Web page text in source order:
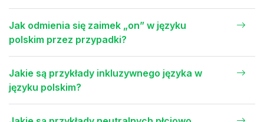
Jak odmienia się zaimek „on” w języku
polskim przez przypadki?
Jakie są przykłady inkluzywnego języka w
języku polskim?